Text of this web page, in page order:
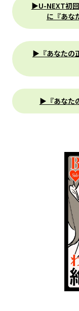
▶U-NEXT初
に『あな
▶『あなたの
▶『あなた